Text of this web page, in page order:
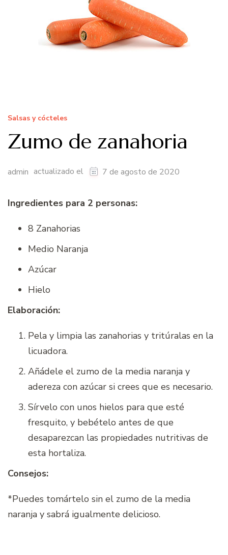
Salsas y cócteles
Zumo de zanahoria
admin actualizado el 7 de agosto de 2020
Ingredientes para 2 personas:
8 Zanahorias
Medio Naranja
Azúcar
Hielo
Elaboración:
Pela y limpia las zanahorias y tritúralas en la
licuadora.
Añádele el zumo de la media naranja y
adereza con azúcar si crees que es necesario.
Sírvelo con unos hielos para que esté
fresquito, y bebételo antes de que
desaparezcan las propiedades nutritivas de
esta hortaliza.
Consejos:
*Puedes tomártelo sin el zumo de la media
naranja y sabrá igualmente delicioso.